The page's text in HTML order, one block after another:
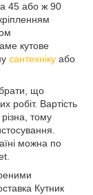
45 або ж 90
кутове
сантехніку або
що
робіт. Вартість
тому
можна по
Кутник